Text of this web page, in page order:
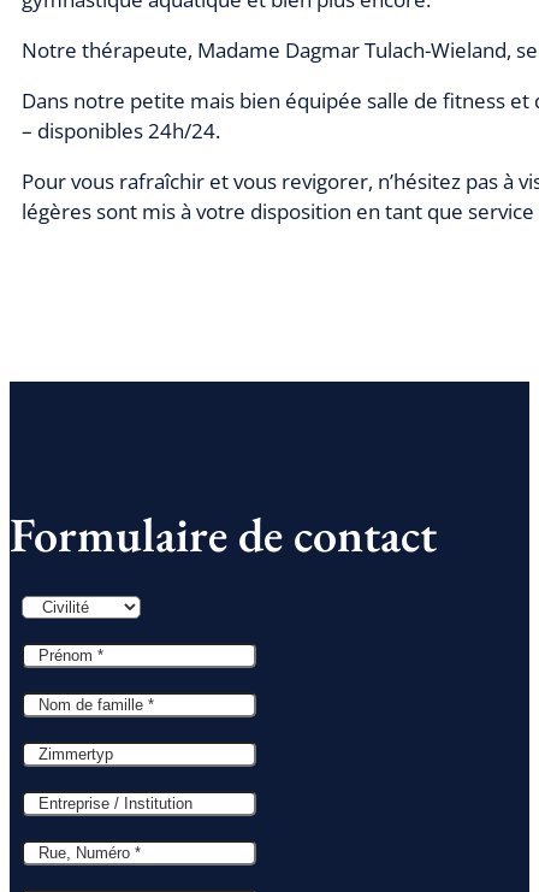
Notre thérapeute, Madame Dagmar Tulach-Wieland,
Dans notre petite mais bien équipée salle de fitness
– disponibles 24h/24.
Pour vous rafraîchir et vous revigorer, n’hésitez pas à
légères sont mis à votre disposition en tant que
Formulaire de contact